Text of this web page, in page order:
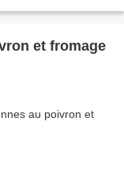
et fromage